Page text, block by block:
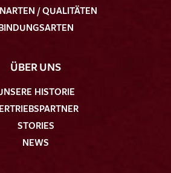
/ QUALITÄTEN
ÜBER UNS
HISTORIE
STORIES
NEWS